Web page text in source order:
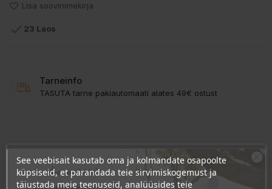
Lisa soovinimekirja
 23 Laos
Tarneinfo
TASUTA tarne pakiautomaati alates 49€ ostust
TOOTE ÜKSIKASJAD
KLIENDI KOMMENTAARID
See veebisait kasutab oma ja kolmandate osapoolte
küpsiseid, et parandada teie sirvimiskogemust ja
täiustada meie teenuseid, analüüsides teie
Ära veel lahku!